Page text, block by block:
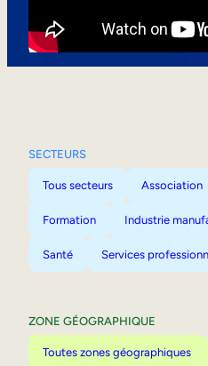
SECTEURS
Tous secteurs Association
Formation Industrie
Santé Services
ZONE GÉOGRAPHIQUE
Toutes zones géographiques